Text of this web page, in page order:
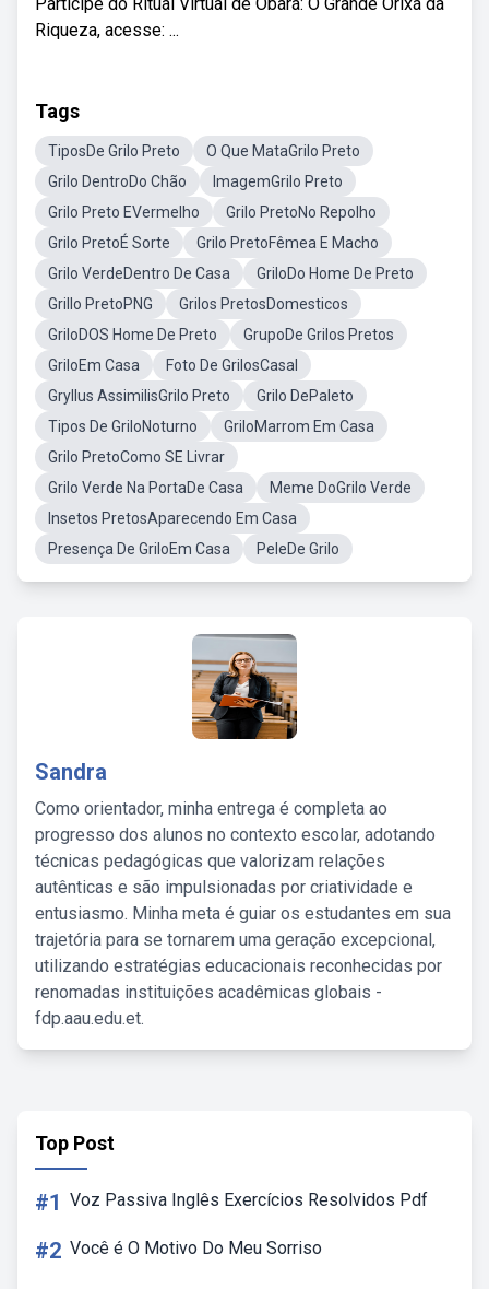
Riqueza, acesse: ...
Tags
TiposDe Grilo Preto
O Que MataGrilo Preto
Grilo DentroDo Chão
ImagemGrilo Preto
Grilo Preto EVermelho
Grilo PretoNo Repolho
Grilo PretoÉ Sorte
Grilo PretoFêmea E Macho
Grilo VerdeDentro De Casa
GriloDo Home De Preto
Grillo PretoPNG
Grilos PretosDomesticos
GriloDOS Home De Preto
GrupoDe Grilos Pretos
GriloEm Casa
Foto De GrilosCasal
Gryllus AssimilisGrilo Preto
Grilo DePaleto
Tipos De GriloNoturno
GriloMarrom Em Casa
Grilo PretoComo SE Livrar
Grilo Verde Na PortaDe Casa
Meme DoGrilo Verde
Insetos PretosAparecendo Em Casa
Presença De GriloEm Casa
PeleDe Grilo
Sandra
Como orientador, minha entrega é completa ao
progresso dos alunos no contexto escolar, adotando
técnicas pedagógicas que valorizam relações
autênticas e são impulsionadas por criatividade e
entusiasmo. Minha meta é guiar os estudantes em sua
trajetória para se tornarem uma geração excepcional,
utilizando estratégias educacionais reconhecidas por
renomadas instituições acadêmicas globais -
fdp.aau.edu.et.
Top Post
#1 Voz Passiva Inglês Exercícios Resolvidos Pdf
#2 Você é O Motivo Do Meu Sorriso